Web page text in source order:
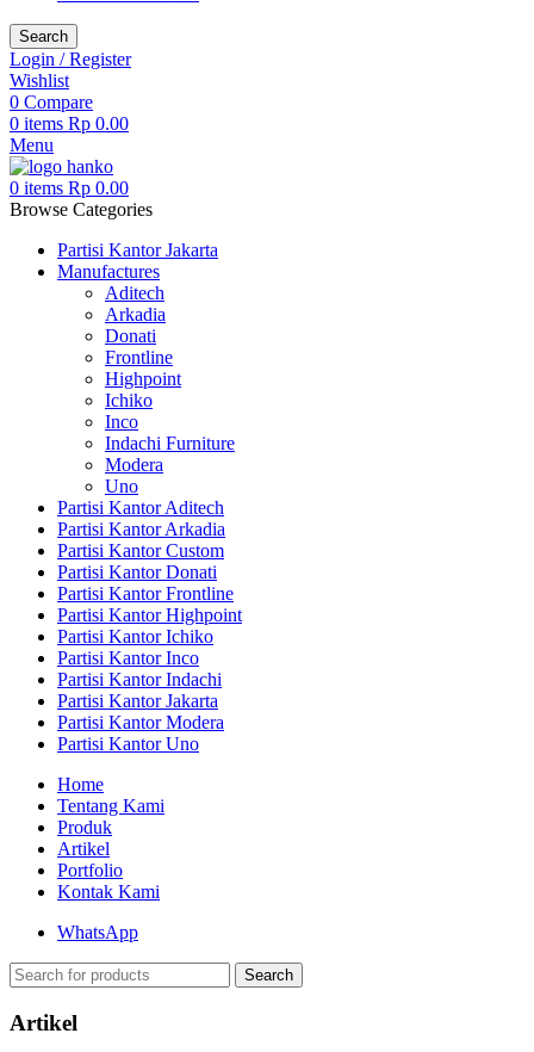
Search
Login / Register
Wishlist
0 Compare
0 items Rp 0.00
Menu
0 items Rp 0.00
Browse Categories
Partisi Kantor Jakarta
Manufactures
Aditech
Arkadia
Donati
Frontline
Highpoint
Ichiko
Inco
Indachi Furniture
Modera
Uno
Partisi Kantor Aditech
Partisi Kantor Arkadia
Partisi Kantor Custom
Partisi Kantor Donati
Partisi Kantor Frontline
Partisi Kantor Highpoint
Partisi Kantor Ichiko
Partisi Kantor Inco
Partisi Kantor Indachi
Partisi Kantor Jakarta
Partisi Kantor Modera
Partisi Kantor Uno
Home
Tentang Kami
Produk
Artikel
Portfolio
Kontak Kami
WhatsApp
Search
Artikel